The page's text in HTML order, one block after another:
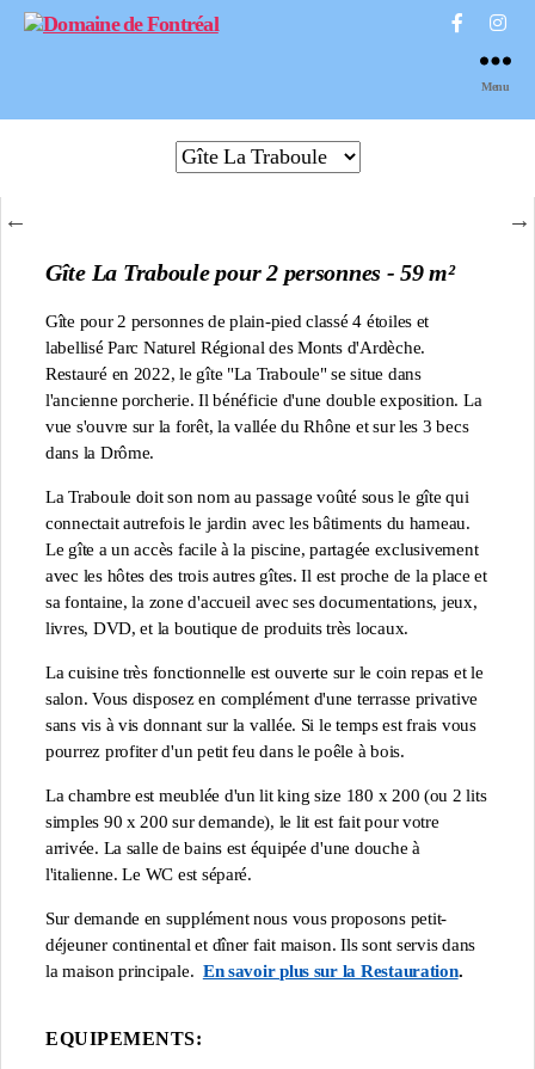
Menu
Gîte La Traboule pour 2 personnes - 59 m²
Gîte pour 2 personnes de plain-pied classé 4 étoiles et
labellisé Parc Naturel Régional des Monts d'Ardèche.
Restauré en 2022, le gîte "La Traboule" se situe dans
l'ancienne porcherie. Il bénéficie d'une double exposition. La
vue s'ouvre sur la forêt, la vallée du Rhône et sur les 3 becs
dans la Drôme.
La Traboule doit son nom au passage voûté sous le gîte qui
connectait autrefois le jardin avec les bâtiments du hameau.
Le gîte a un accès facile à la piscine, partagée exclusivement
avec les hôtes des trois autres gîtes. Il est proche de la place et
sa fontaine, la zone d'accueil avec ses documentations, jeux,
livres, DVD, et la boutique de produits très locaux.
La cuisine très fonctionnelle est ouverte sur le coin repas et le
salon. Vous disposez en complément d'une terrasse privative
sans vis à vis donnant sur la vallée. Si le temps est frais vous
pourrez profiter d'un petit feu dans le poêle à bois.
La chambre est meublée d'un lit king size 180 x 200 (ou 2 lits
simples 90 x 200 sur demande), le lit est fait pour votre
arrivée. La salle de bains est équipée d'une douche à
l'italienne. Le WC est séparé.
Sur demande en supplément nous vous proposons petit-
déjeuner continental et dîner fait maison. Ils sont servis dans
la maison principale. En savoir plus sur la Restauration.
EQUIPEMENTS: